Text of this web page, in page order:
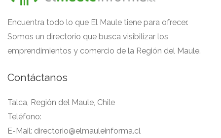
Encuentra todo lo que El Maule tiene para ofrecer.
Somos un directorio que busca visibilizar los
emprendimientos y comercio de la Región del Maule.
Contáctanos
Talca, Región del Maule, Chile
Teléfono:
E-Mail: directorio@elmauleinforma.cl